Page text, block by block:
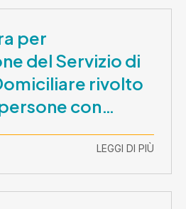
per
del Servizio di
rivolto
con
2029LEGGI DI PIÙ